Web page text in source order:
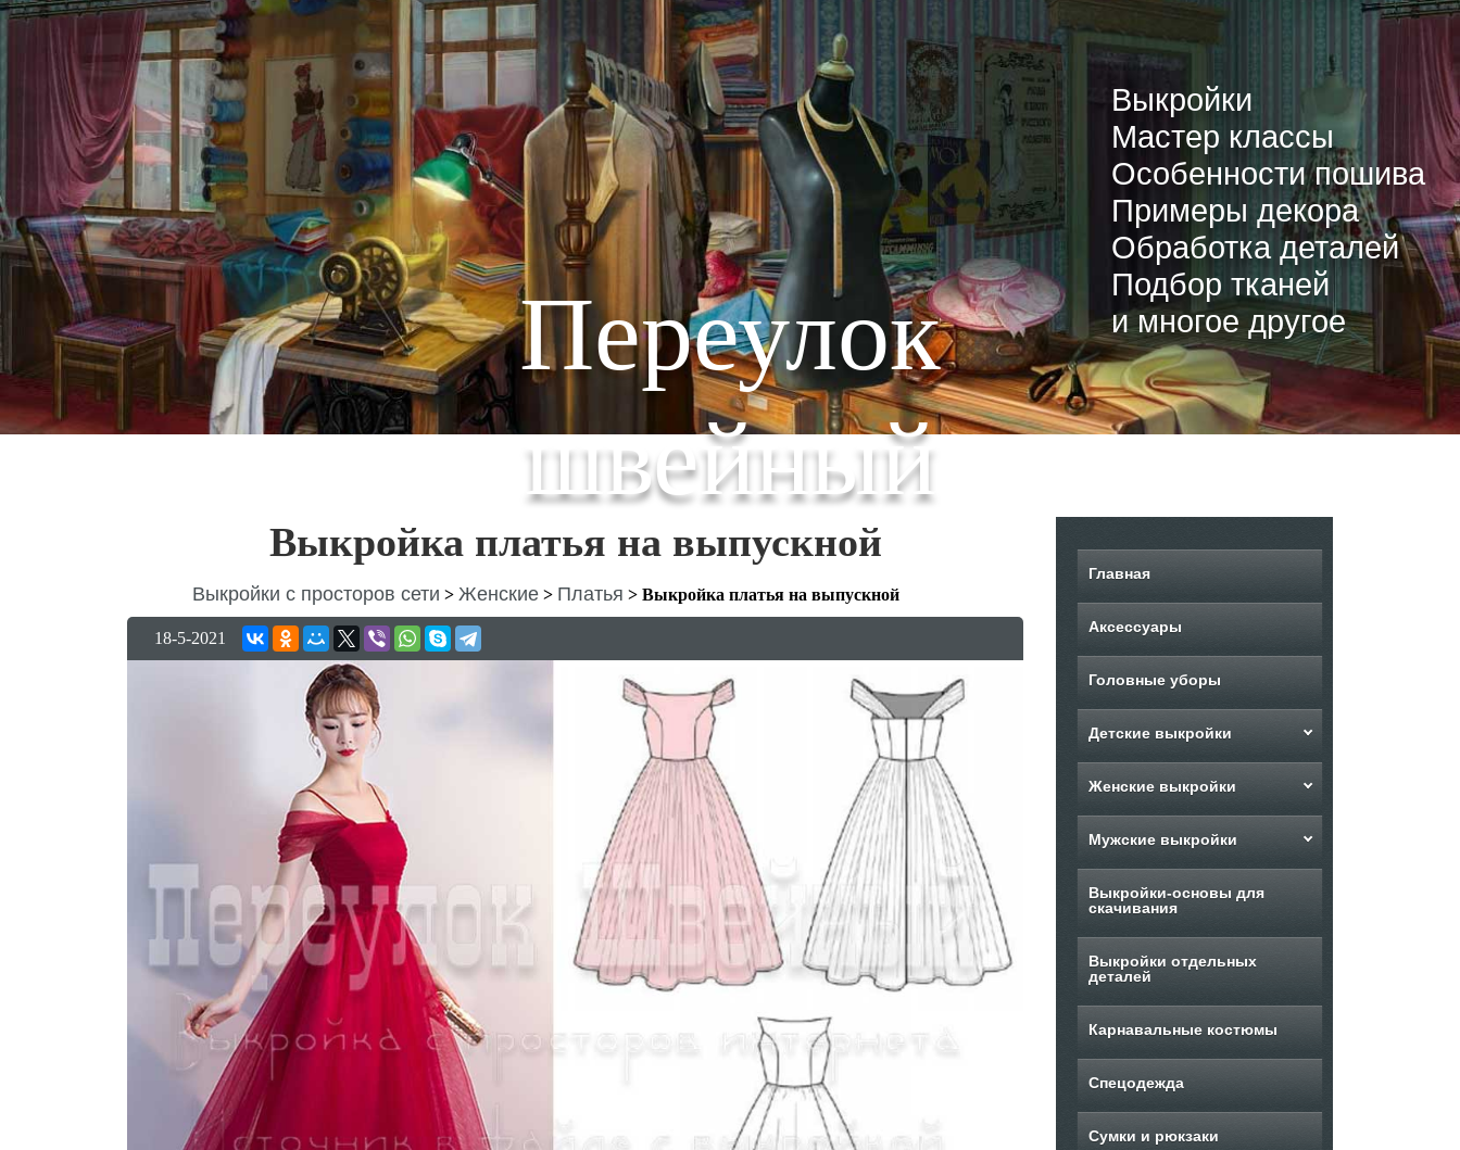
Переулок
швейный
Выкройки
Мастер классы
Особенности пошива
Примеры декора
Обработка деталей
Подбор тканей
и многое другое
Выкройка платья на выпускной
Выкройки с просторов сети > Женские > Платья > Выкройка платья на выпускной
18-5-2021
Главная
Аксессуары
Головные уборы
Детские выкройки
Женские выкройки
Мужские выкройки
Выкройки-основы для
скачивания
Выкройки отдельных
деталей
Карнавальные костюмы
Спецодежда
Сумки и рюкзаки